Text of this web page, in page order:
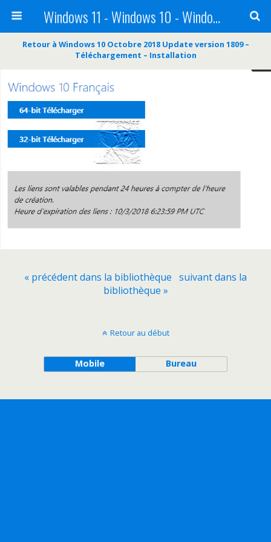
Windows 11 - Windows 10 - Windows 8 - Windows 7 - VISTA
Retour à Windows 10 Octobre 2018 Update version 1809 –
Téléchargement – Installation
« précédent dans la bibliothèque suivant dans la
bibliothèque »
Retour au début
Mobile Bureau